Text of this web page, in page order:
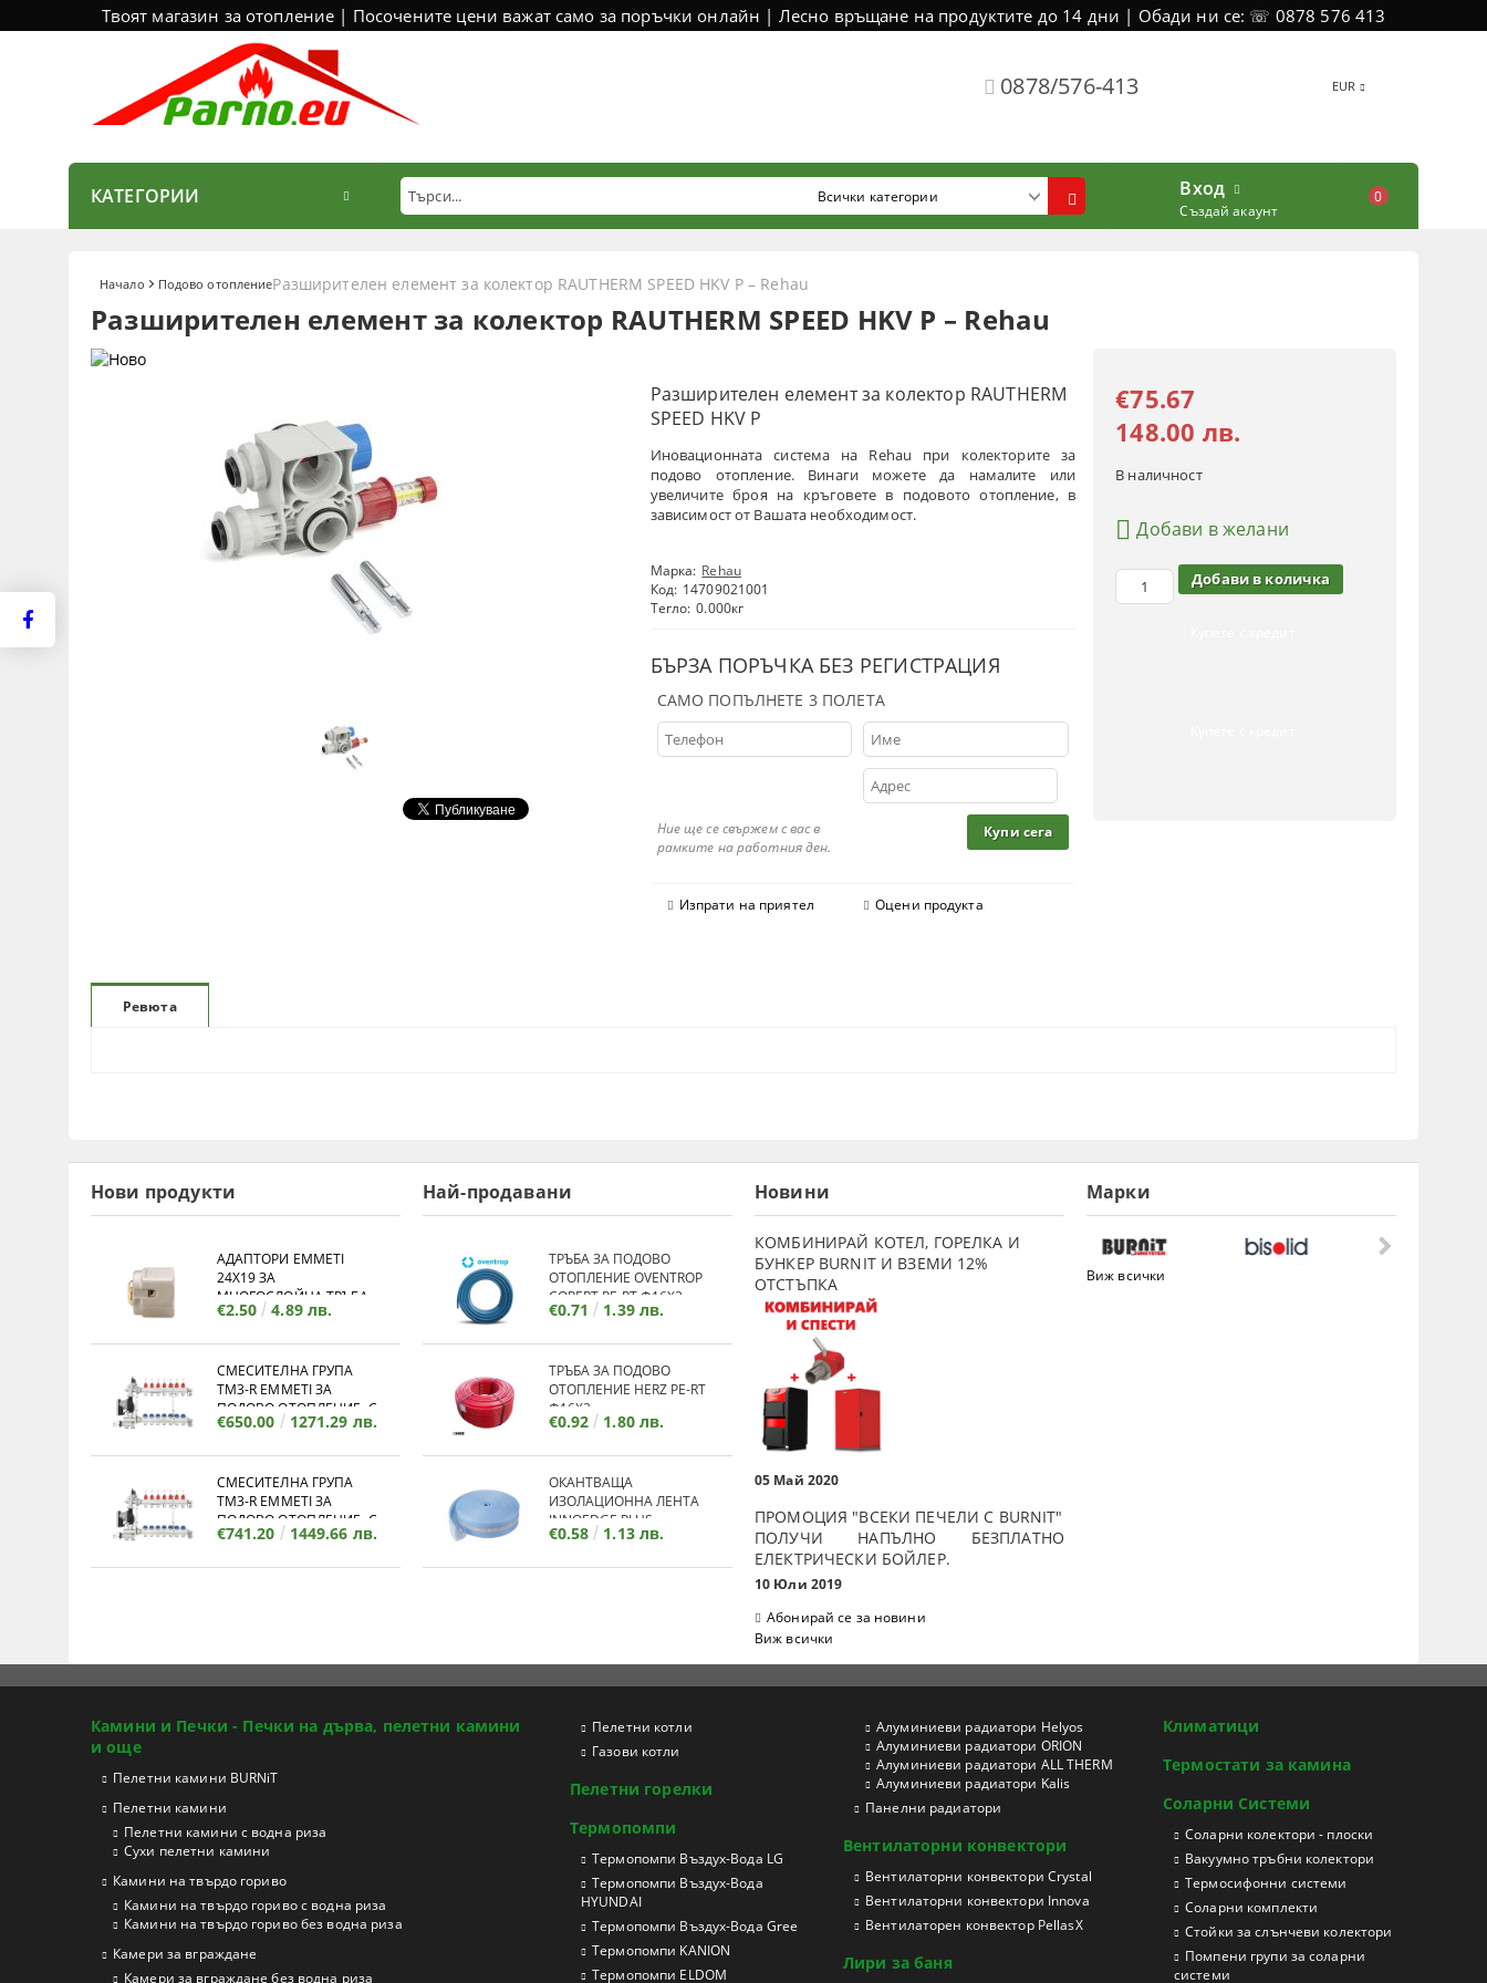
Твоят магазин за отопление | Посочените цени важат само за поръчки онлайн | Лесно връщане на продуктите до 14 дни | Обади ни се: ☏ 0878 576 413
0878/576-413 EUR
КАТЕГОРИИ Вход
Създай акаунт
0
Начало Подово отоплениеРазширителен елемент за колектор RAUTHERM SPEED HKV P – Rehau
Разширителен елемент за колектор RAUTHERM SPEED HKV P – Rehau
Разширителен елемент за колектор RAUTHERM
SPEED HKV P
Иновационната система на Rehau при колекторите за
подово отопление. Винаги можете да намалите или
увеличите броя на кръговете в подовото отопление, в
зависимост от Вашата необходимост.
Марка: Rehau
Код: 14709021001
Тегло: 0.000кг
БЪРЗА ПОРЪЧКА БЕЗ РЕГИСТРАЦИЯ
САМО ПОПЪЛНЕТЕ 3 ПОЛЕТА
Ние ще се свържем с вас в
рамките на работния ден.
Изпрати на приятел Оцени продукта
€75.67
148.00 лв.
В наличност
Добави в желани
Ревюта
Нови продукти
АДАПТОРИ EMMETI
24X19 ЗА
МНОГОСЛОЙНА ТРЪБА
€2.50 4.89 лв.
СМЕСИТЕЛНА ГРУПА
TM3-R EMMETI ЗА
ПОДОВО ОТОПЛЕНИЕ, С
КОЛЕКТОР - 12 ИЗВОДА
€650.00 1271.29 лв.
СМЕСИТЕЛНА ГРУПА
TM3-R EMMETI ЗА
ПОДОВО ОТОПЛЕНИЕ, С
КОЛЕКТОР - 11 ИЗВОДА
€741.20 1449.66 лв.
Най-продавани
ТРЪБА ЗА ПОДОВО
ОТОПЛЕНИЕ OVENTROP
COPERT PE-RT Ф16Х2
€0.71 1.39 лв.
ТРЪБА ЗА ПОДОВО
ОТОПЛЕНИЕ HERZ PE-RT
Ф16Х2
€0.92 1.80 лв.
ОКАНТВАЩА
ИЗОЛАЦИОННА ЛЕНТА
INNOEDGE PLUS
€0.58 1.13 лв.
Новини
КОМБИНИРАЙ КОТЕЛ, ГОРЕЛКА И
БУНКЕР BURNIT И ВЗЕМИ 12%
ОТСТЪПКА
05 Май 2020
ПРОМОЦИЯ "ВСЕКИ ПЕЧЕЛИ С BURNIT"
ПОЛУЧИ НАПЪЛНО БЕЗПЛАТНО
ЕЛЕКТРИЧЕСКИ БОЙЛЕР.
10 Юли 2019
Абонирай се за новини
Виж всички
Марки
Виж всички
Камини и Печки - Печки на дърва, пелетни камини
и още
Пелетни камини BURNiT
Пелетни камини
Пелетни камини с водна риза
Сухи пелетни камини
Камини на твърдо гориво
Камини на твърдо гориво с водна риза
Камини на твърдо гориво без водна риза
Камери за вграждане
Камери за вграждане без водна риза
Пелетни котли
Газови котли
Пелетни горелки
Термопомпи
Tермопомпи Въздух-Вода LG
Термопомпи Въздух-Вода
HYUNDAI
Термопомпи Въздух-Вода Gree
Термопомпи KANION
Термопомпи ELDOM
Aлуминиеви радиатори Helyos
Aлуминиеви радиатори ORION
Aлуминиеви радиатори ALL THERM
Aлуминиеви радиатори Kalis
Панелни радиатори
Вентилаторни конвектори
Вентилаторни конвектори Crystal
Вентилаторни конвектори Innova
Вентилаторен конвектор PellasX
Лири за баня
Климатици
Термостати за камина
Соларни Системи
Соларни колектори - плоски
Вакуумно тръбни колектори
Термосифонни системи
Соларни комплекти
Стойки за слънчеви колектори
Помпени групи за соларни
системи